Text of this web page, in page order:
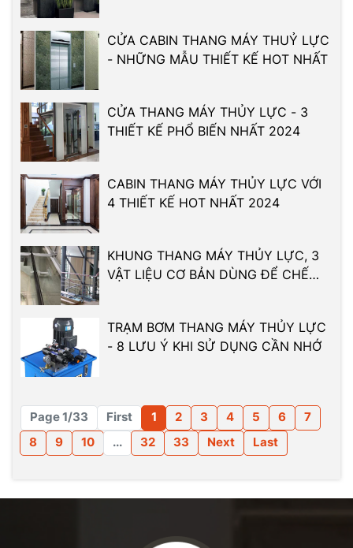
CỬA CABIN THANG MÁY THUỶ LỰC
- NHỮNG MẪU THIẾT KẾ HOT NHẤT
CỬA THANG MÁY THỦY LỰC - 3
THIẾT KẾ PHỔ BIẾN NHẤT 2024
CABIN THANG MÁY THỦY LỰC VỚI
4 THIẾT KẾ HOT NHẤT 2024
KHUNG THANG MÁY THỦY LỰC, 3
VẬT LIỆU CƠ BẢN DÙNG ĐỂ CHẾ
TRẠM BƠM THANG MÁY THỦY LỰC
- 8 LƯU Ý KHI SỬ DỤNG CẦN NHỚ
Page 1/33 First 1 2 3 4 5 6
7
8
9 10 ... 32 33 Next Last